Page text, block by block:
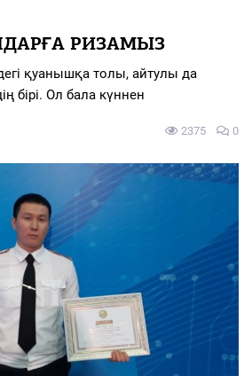
РИЗАМЫЗ
қуанышқа толы, айтулы да
бірі. Ол бала күннен
2375 0